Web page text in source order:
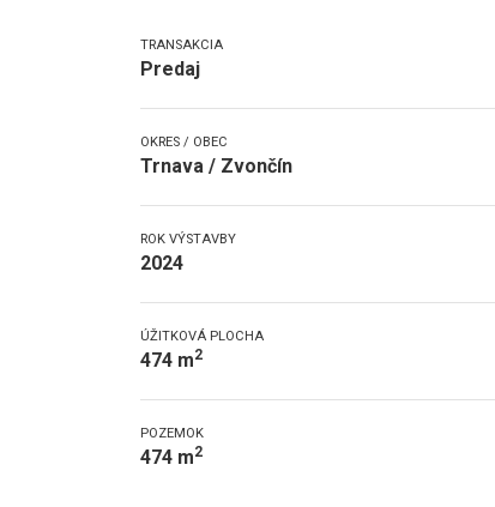
TRANSAKCIA
Predaj
OKRES / OBEC
Trnava / Zvončín
ROK VÝSTAVBY
2024
ÚŽITKOVÁ PLOCHA
474 m2
POZEMOK
474 m2